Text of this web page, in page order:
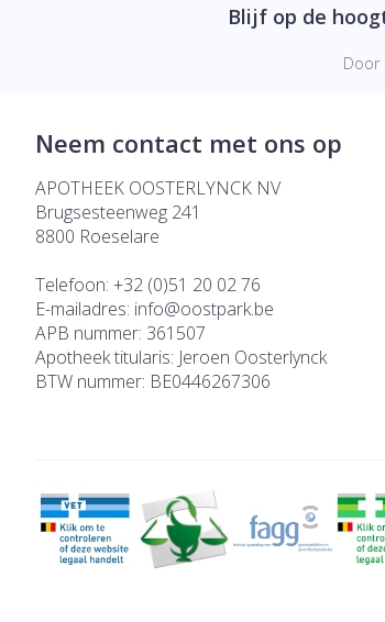
Blijf op de
Door
Neem contact met ons op
APOTHEEK OOSTERLYNCK NV
Brugsesteenweg 241
8800 Roeselare
Telefoon: +32 (0)51 20 02 76
E-mailadres: info@oostpark.be
APB nummer: 361507
Apotheek titularis: Jeroen Oosterlynck
BTW nummer: BE0446267306